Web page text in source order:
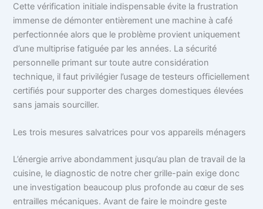
Cette vérification initiale indispensable évite la frustration
immense de démonter entièrement une machine à café
perfectionnée alors que le problème provient uniquement
d’une multiprise fatiguée par les années. La sécurité
personnelle primant sur toute autre considération
technique, il faut privilégier l’usage de testeurs officiellement
certifiés pour supporter des charges domestiques élevées
sans jamais sourciller.
Les trois mesures salvatrices pour vos appareils ménagers
L’énergie arrive abondamment jusqu’au plan de travail de la
cuisine, le diagnostic de notre cher grille-pain exige donc
une investigation beaucoup plus profonde au cœur de ses
entrailles mécaniques. Avant de faire le moindre geste